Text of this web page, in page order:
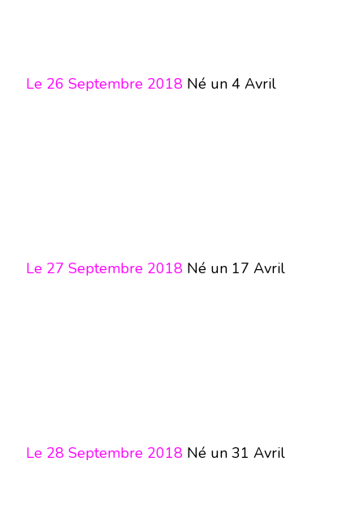
Le 26 Septembre 2018 Né un 4 Avril
Le 27 Septembre 2018 Né un 17 Avril
Le 28 Septembre 2018 Né un 31 Avril